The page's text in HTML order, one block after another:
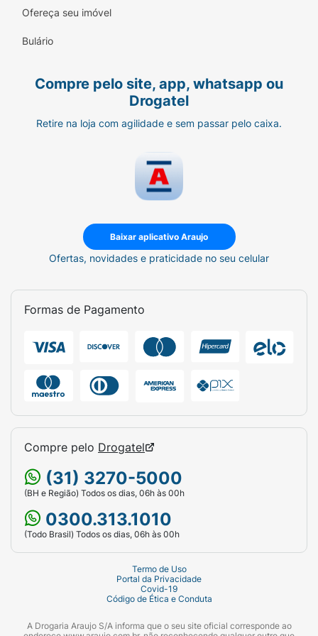
Ofereça seu imóvel
Bulário
Compre pelo site, app, whatsapp ou
Drogatel
Retire na loja com agilidade e sem passar pelo caixa.
Baixar aplicativo Araujo
Ofertas, novidades e praticidade no seu celular
Formas de Pagamento
Compre pelo Drogatel
(31) 3270-5000
(BH e Região) Todos os dias, 06h às 00h
0300.313.1010
(Todo Brasil) Todos os dias, 06h às 00h
Termo de Uso
Portal da Privacidade
Covid-19
Código de Ética e Conduta
A Drogaria Araujo S/A informa que o seu site oficial corresponde ao